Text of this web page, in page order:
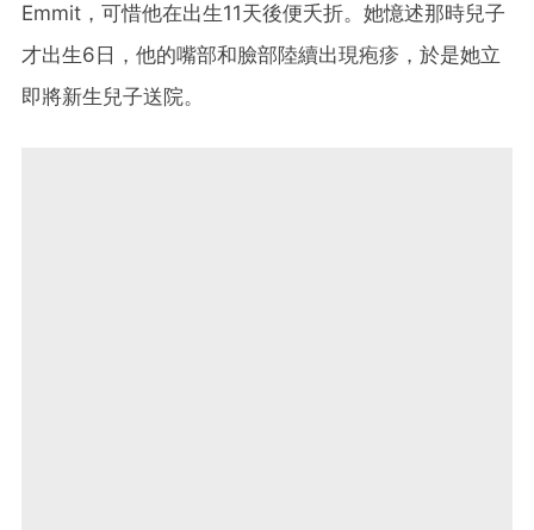
Emmit，可惜他在出生11天後便夭折。她憶述那時兒子
才出生6日，他的嘴部和臉部陸續出現疱疹，於是她立
即將新生兒子送院。